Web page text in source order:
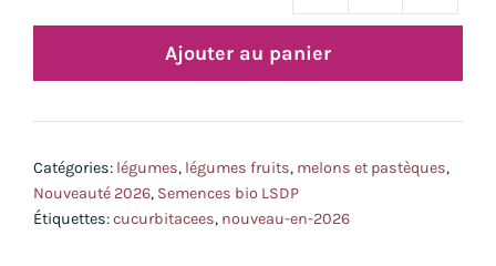
de
bio
Ajouter au panier
Catégories: légumes, légumes fruits, melons et pastèques,
Nouveauté 2026, Semences bio LSDP
Étiquettes:cucurbitacees, nouveau-en-2026